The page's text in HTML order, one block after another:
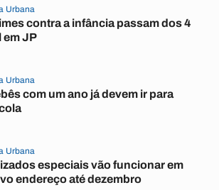
Urbana
contra a infância passam dos 4
em JP
Urbana
com um ano já devem ir para
Urbana
especiais vão funcionar em
endereço até dezembro